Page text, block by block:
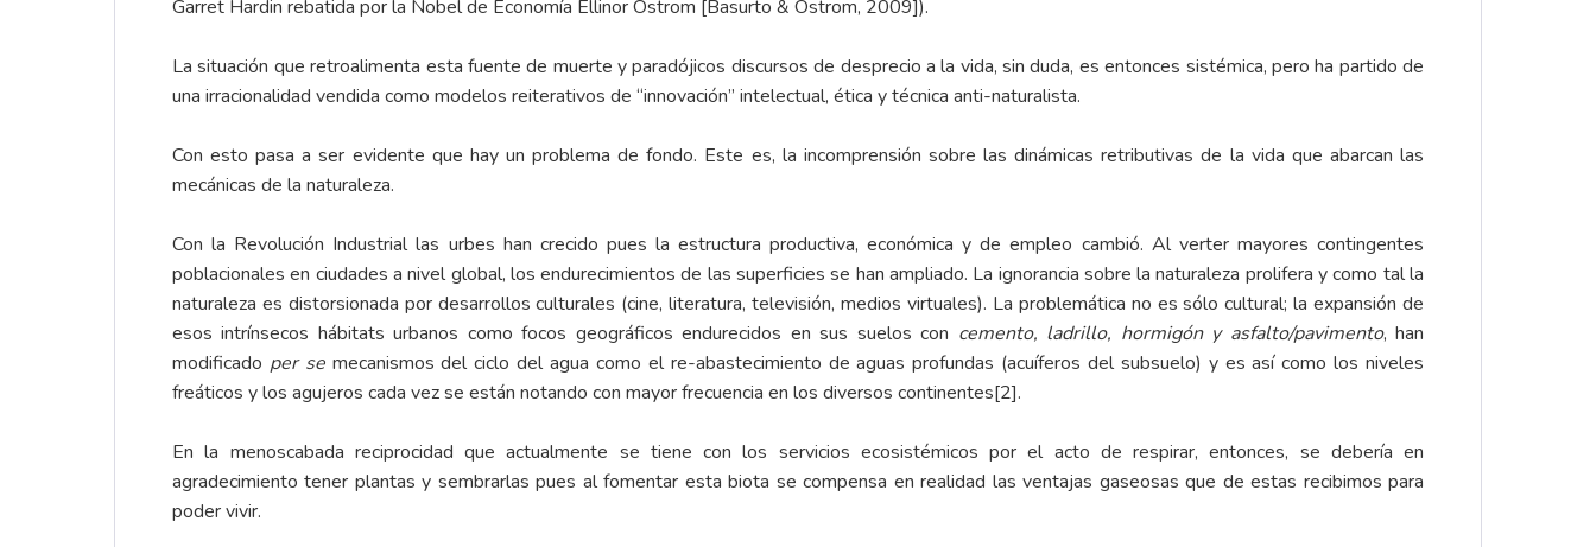
Garret Hardin rebatida por la Nobel de Economía Ellinor Ostrom [Basurto & Ostrom, 2009]).
La situación que retroalimenta esta fuente de muerte y paradójicos discursos de desprecio a la vida, sin duda, es entonces sistémica, pero ha partido de
una irracionalidad vendida como modelos reiterativos de “innovación” intelectual, ética y técnica anti-naturalista.
Con esto pasa a ser evidente que hay un problema de fondo. Este es, la incomprensión sobre las dinámicas retributivas de la vida que abarcan las
mecánicas de la naturaleza.
Con la Revolución Industrial las urbes han crecido pues la estructura productiva, económica y de empleo cambió. Al verter mayores contingentes
poblacionales en ciudades a nivel global, los endurecimientos de las superficies se han ampliado. La ignorancia sobre la naturaleza prolifera y como tal la
naturaleza es distorsionada por desarrollos culturales (cine, literatura, televisión, medios virtuales). La problemática no es sólo cultural; la expansión de
esos intrínsecos hábitats urbanos como focos geográficos endurecidos en sus suelos con cemento, ladrillo, hormigón y asfalto/pavimento, han
modificado per semecanismos del ciclo del agua como el re-abastecimiento de aguas profundas (acuíferos del subsuelo) y es así como los niveles
freáticos y los agujeros cada vez se están notando con mayor frecuencia en los diversos continentes[2].
En la menoscabada reciprocidad que actualmente se tiene con los servicios ecosistémicos por el acto de respirar, entonces, se debería en
agradecimiento tener plantas y sembrarlas pues al fomentar esta biota se compensa en realidad las ventajas gaseosas que de estas recibimos para
poder vivir.